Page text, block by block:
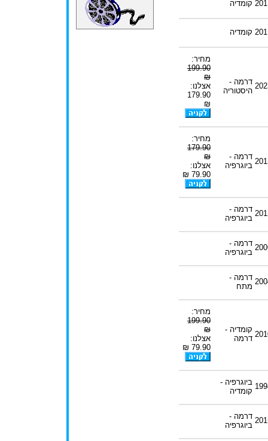
קומדיה
קומדיה
דרמה -
היסטוריה
מחיר:
199.90
₪
אצלנו:
179.90
₪
דרמה -
ביוגרפיה
מחיר:
179.90
₪
אצלנו:
79.90 ₪
דרמה -
ביוגרפיה
דרמה -
ביוגרפיה
דרמה -
מתח
קומדיה -
דרמה
מחיר:
199.90
₪
אצלנו:
79.90 ₪
ביוגרפיה -
קומדיה
דרמה -
ביוגרפיה